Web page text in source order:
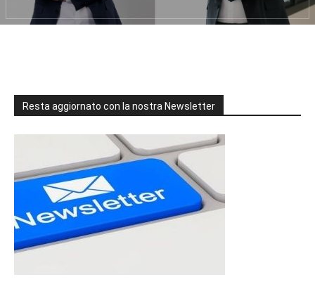
Resta aggiornato con la nostra Newsletter